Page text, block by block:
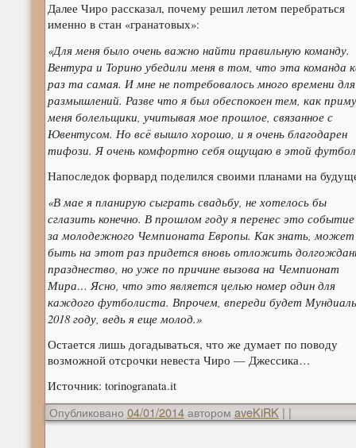
Далее Чиро рассказал, почему решил летом перебраться
именно в стан «гранатовых»:
«Для меня было очень важно найти правильную команду.
Вентура и Торино убедили меня в том, что эта команда
раз та самая. И мне не потребовалось много времени для
размышлений. Разве что я был обеспокоен тем, как
меня болельщики, учитывая мое прошлое, связанное с
Ювентусом. Но всё вышло хорошо, и я очень благодарен
тифози. Я очень комфортно себя ощущаю в этой
Напоследок форвард поделился своими планами на
«В мае я планирую сыграть свадьбу, не хотелось бы
сглазить конечно. В прошлом году я перенес это
за молодежного Чемпионата Европы. Как знать, может
быть на этот раз придется вновь отложить
празднество, но уже по причине вызова на Чемпионат
Мира… Ясно, что это является целью номер один для
каждого футболиста. Впрочем, впереди будет
2018 году, ведь я еще молод.»
Остается лишь догадываться, что же думает по поводу
возможной отсрочки невеста Чиро — Джессика…
Источник: torinogranata.it
Опубликовано 04/01/2014 автором aveKiRK | |